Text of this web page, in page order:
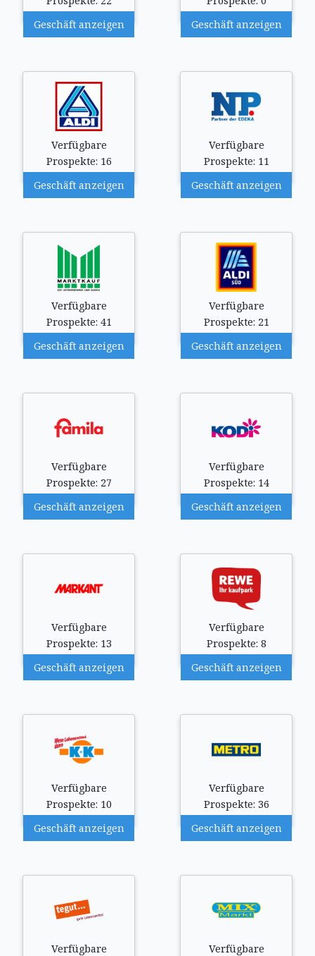
Geschäft anzeigen
Geschäft anzeigen
Verfügbare
Prospekte: 16
Geschäft anzeigen
Verfügbare
Prospekte: 11
Geschäft anzeigen
Verfügbare
Prospekte: 41
Geschäft anzeigen
Verfügbare
Prospekte: 21
Geschäft anzeigen
Verfügbare
Prospekte: 27
Geschäft anzeigen
Verfügbare
Prospekte: 14
Geschäft anzeigen
Verfügbare
Prospekte: 13
Geschäft anzeigen
Verfügbare
Prospekte: 8
Geschäft anzeigen
Verfügbare
Prospekte: 10
Geschäft anzeigen
Verfügbare
Prospekte: 36
Geschäft anzeigen
Verfügbare
Verfügbare